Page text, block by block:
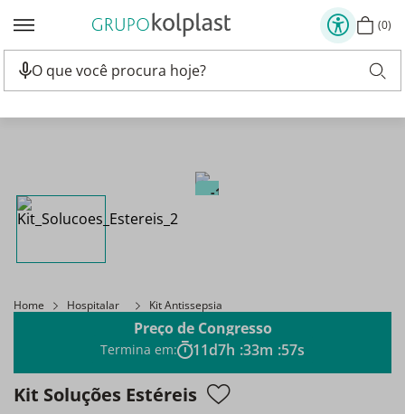
Clube Kolplast Mais Beneficio para você 0
15%
Home Hospitalar Kit Antissepsia
Preço de Congresso
Termina em: 11d7h :33m :57s
Kit Soluções Estéreis